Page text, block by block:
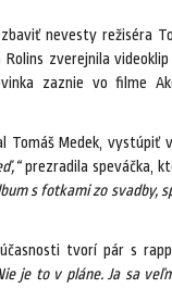
nevesty režiséra
Rolins zverejnila
zaznie vo filme
Medek, vystúpiť
prezradila speváčka,
s fotkami zo svadby,
tvorí pár s
je to v pláne. Ja sa